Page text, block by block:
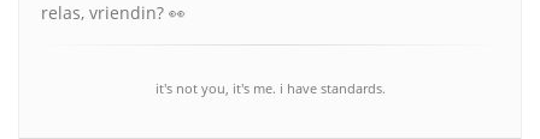
relas, vriendin? 👀
it's not you, it's me. i have standards.